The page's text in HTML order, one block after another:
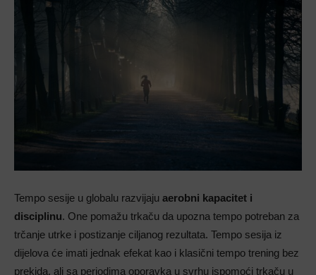
Tempo sesije u globalu razvijaju aerobni kapacitet i
disciplinu. One pomažu trkaču da upozna tempo potreban za
trčanje utrke i postizanje ciljanog rezultata. Tempo sesija iz
dijelova će imati jednak efekat kao i klasični tempo trening bez
prekida, ali sa periodima oporavka u svrhu ispomoći trkaču u